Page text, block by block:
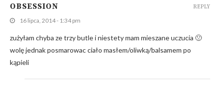
OBSESSION
16 lipca, 2014 - 1:34 pm
zużyłam chyba ze trzy butle i niestety mam mieszane uczucia 🙁
wolę jednak posmarowac ciało masłem/oliwką/balsamem po
kąpieli
REPLY